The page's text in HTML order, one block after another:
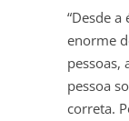
“Desde
enorme
pessoas,
pessoa
correta.